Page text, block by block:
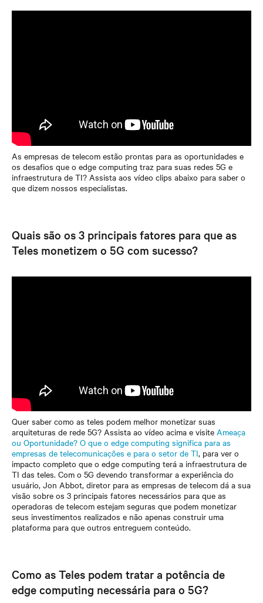
As empresas de telecom estão prontas para as oportunidades e
os desafios que o edge computing traz para suas redes 5G e
infraestrutura de TI? Assista aos vídeo clips abaixo para saber o
que dizem nossos especialistas.
Quais são os 3 principais fatores para que as
Teles monetizem o 5G com sucesso?
Quer saber como as teles podem melhor monetizar suas
arquiteturas de rede 5G? Assista ao vídeo acima e visite Ameaça
ou Oportunidade? O que o edge computing significa para as
empresas de telecomunicações e para o setor de TI, para ver o
impacto completo que o edge computing terá a infraestrutura de
TI das teles. Com o 5G devendo transformar a experiência do
usuário, Jon Abbot, diretor para as empresas de telecom dá a sua
visão sobre os 3 principais fatores necessários para que as
operadoras de telecom estejam seguras que podem monetizar
seus investimentos realizados e não apenas construir uma
plataforma para que outros entreguem conteúdo.
Como as Teles podem tratar a potência de
edge computing necessária para o 5G?